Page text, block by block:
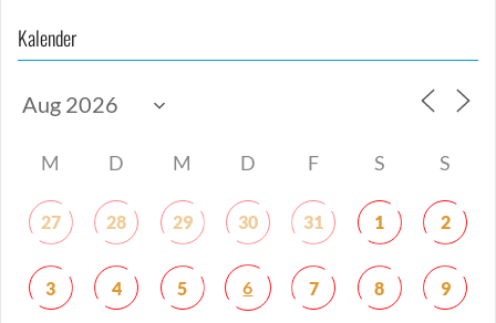
Kalender
M D M D F S S
27 28 29 30 31 1 2
3 4 5 6 7 8 9